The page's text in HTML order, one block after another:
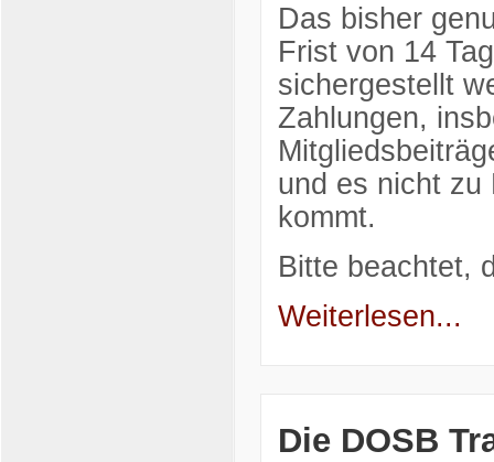
Das bisher
Frist von 14
sichergestellt
Zahlungen,
und es nicht zu
kommt.
Bitte beachtet,
Weiterlesen...
Die DOSB